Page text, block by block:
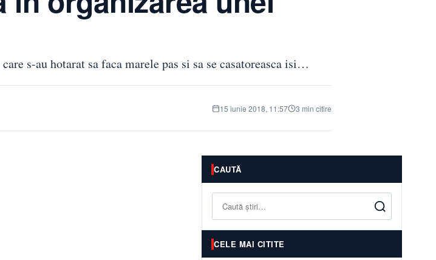
s-au hotarat sa faca marele pas si sa se casatoreasca isi…
15 iunie 2018, 11:57 3 min citire
CAUTĂ
Caută
CELE MAI CITITE